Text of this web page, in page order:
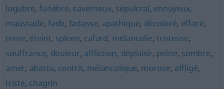
lugubre,funèbre, caverneux, sépulcral, ennuyeux,
maussade, fade, fadasse, apathique, décoloré, effacé,
terne, éteint, spleen, cafard, mélancolie,tristesse,
souffrance, douleur, affliction, déplaisir, peine, sombre,
amer, abattu, contrit, mélancolique, morose, affligé,
triste, chagrin